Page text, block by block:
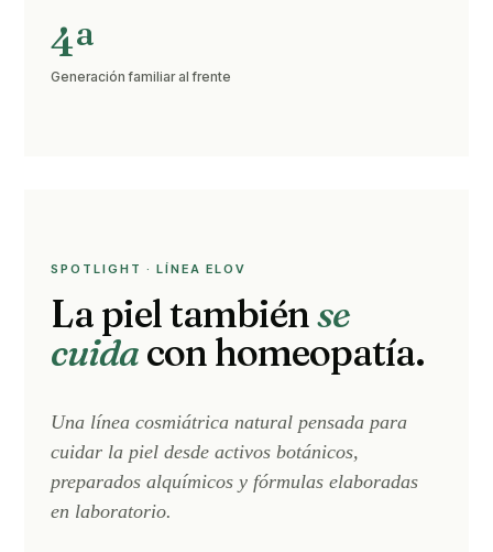
4ª
Generación familiar al frente
SPOTLIGHT · LÍNEA ELOV
La piel tambiénse
cuidacon homeopatía.
Una línea cosmiátrica natural pensada para
cuidar la piel desde activos botánicos,
preparados alquímicos y fórmulas elaboradas
en laboratorio.